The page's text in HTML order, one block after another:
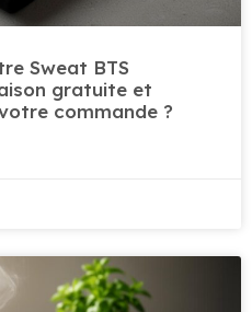
Sweat BTS
gratuite et
commande ?